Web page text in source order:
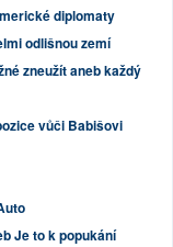
diplomaty
odlišnou zemí
zneužít aneb každý
vůči Babišovi
Je to k popukání